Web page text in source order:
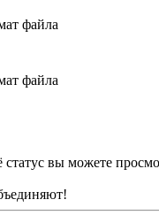
файла
файла
статус вы можете